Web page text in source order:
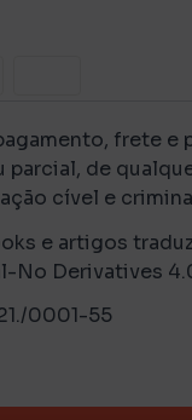
frete
parcial, de
cível e
e artigos
Derivatives
0001-55